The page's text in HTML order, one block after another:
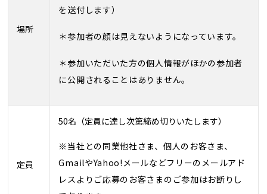
場所
を送付します）
＊参加者の顔は見えないようになっています。
＊参加いただいた方の個人情報がほかの参加者
に公開されることはありません。
定員
50名（定員に達し次第締め切りいたします）
※当社との同業他社さま、個人のお客さま、
GmailやYahoo!メールなどフリーのメールアド
レスよりご応募のお客さまのご参加はお断りし